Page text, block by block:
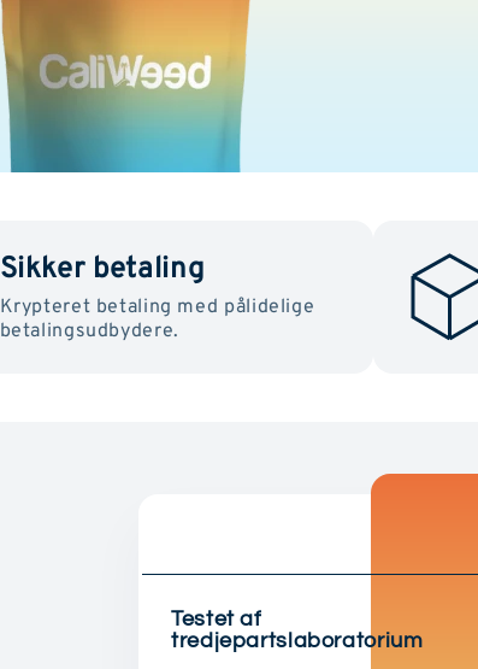
Sikker betaling
Krypteret betaling med pålidelige
betalingsudbydere.
Testet af
tredjepartslaboratorium